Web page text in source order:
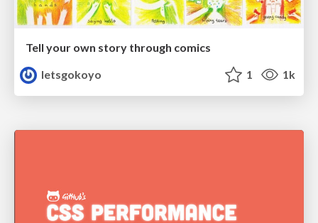
Tell your own story through comics
letsgokoyo
1 1k